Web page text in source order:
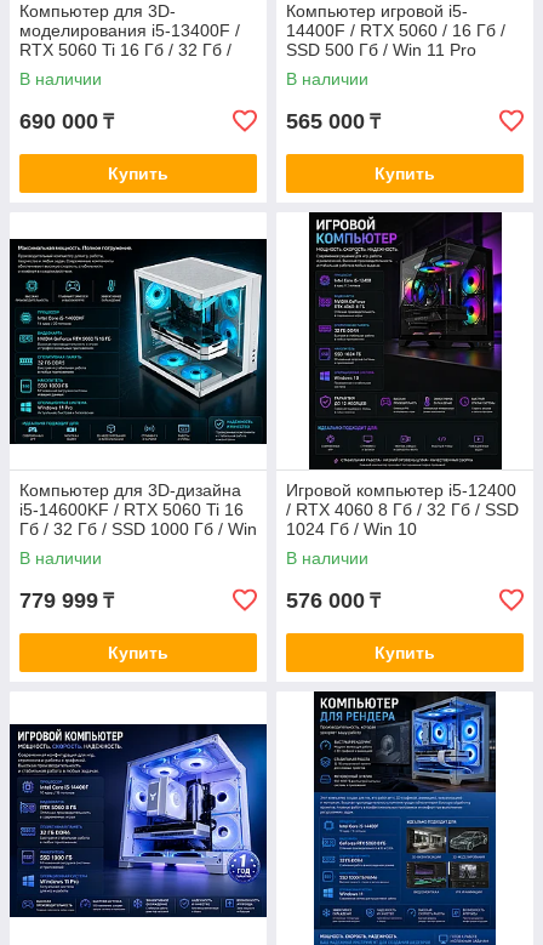
Компьютер для 3D-
моделирования i5-13400F /
RTX 5060 Ti 16 Гб / 32 Гб /
1000 Гб SSD 1000 Гб / Win 11
Pro
В наличии
690 000 ₸
Купить
Компьютер игровой i5-
14400F / RTX 5060 / 16 Гб /
SSD 500 Гб / Win 11 Pro
В наличии
565 000 ₸
Купить
Компьютер для 3D-дизайна
i5-14600KF / RTX 5060 Ti 16
Гб / 32 Гб / SSD 1000 Гб / Win
11 Pro
В наличии
779 999 ₸
Купить
Игровой компьютер i5-12400
/ RTX 4060 8 Гб / 32 Гб / SSD
1024 Гб / Win 10
В наличии
576 000 ₸
Купить